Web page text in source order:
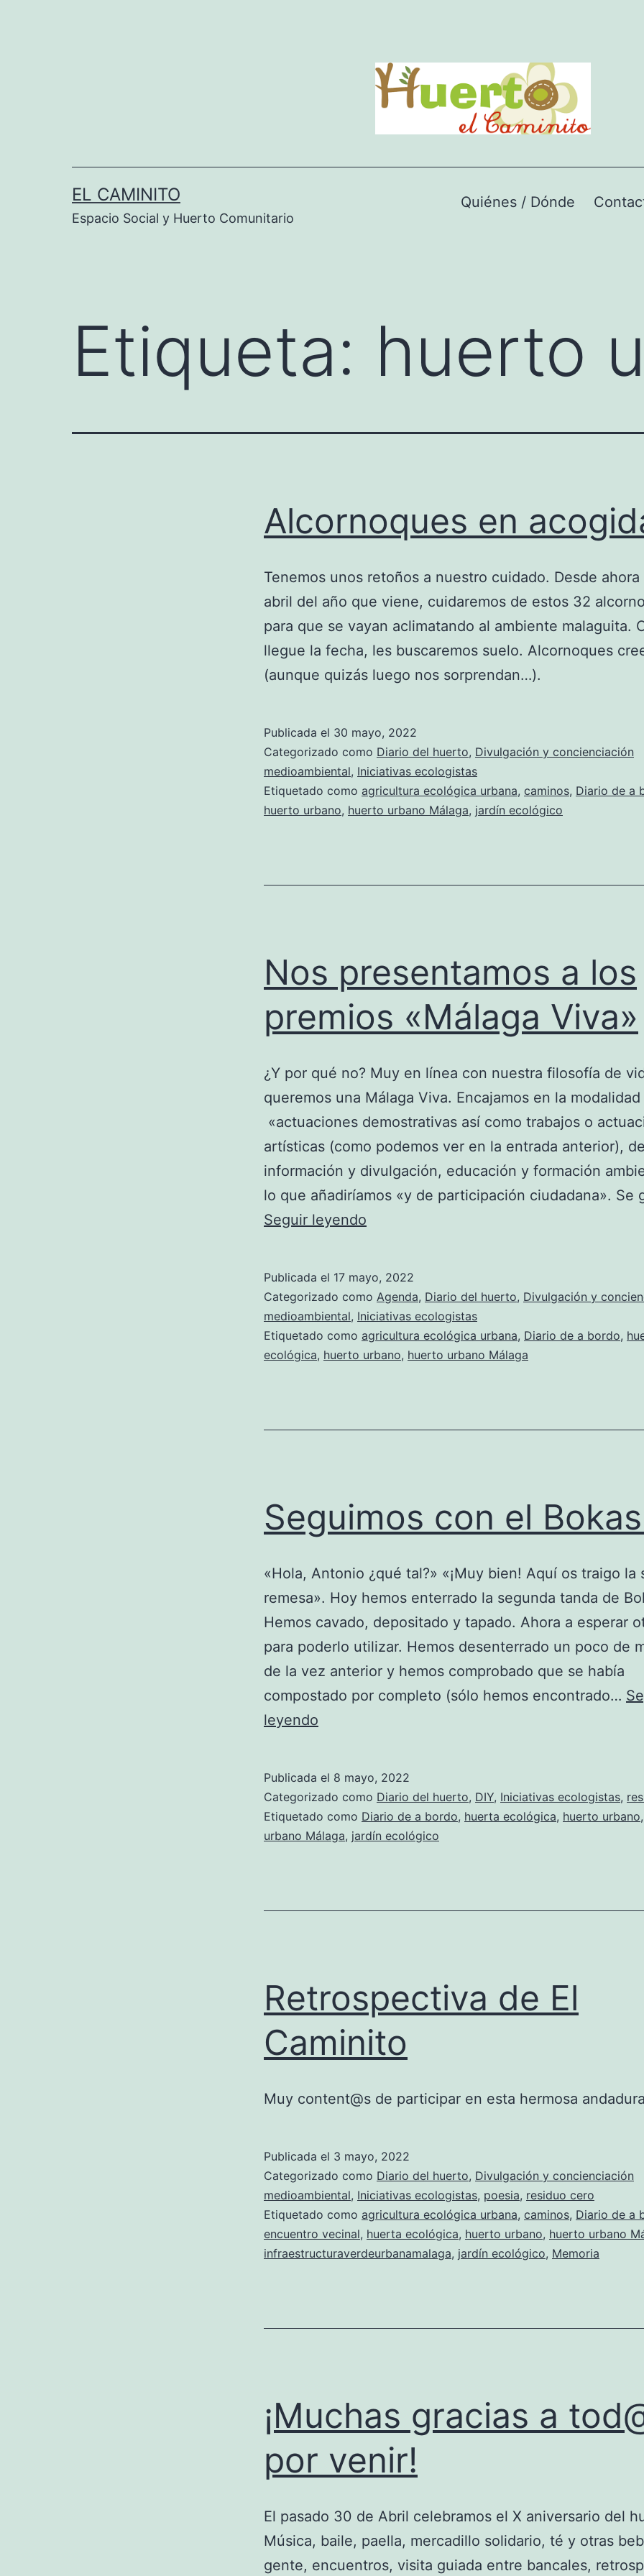
EL CAMINITO
Espacio Social y Huerto Comunitario
Quiénes / Dónde
Etiqueta: huerto
Alcornoques en
Tenemos unos retoños a nuestro cuidado. Desde ahora
abril del año que viene, cuidaremos de estos 32
para que se vayan aclimatando al ambiente malaguita.
llegue la fecha, les buscaremos suelo. Alcornoques
(aunque quizás luego nos sorprendan…).
Publicada el 30 mayo, 2022
Categorizado como Diario del huerto, Divulgación y concienciación
medioambiental, Iniciativas ecologistas
Etiquetado como agricultura ecológica urbana, caminos, Diario de a
huerto urbano, huerto urbano Málaga, jardín ecológico
Nos presentamos a los
premios «Málaga Viva»
¿Y por qué no? Muy en línea con nuestra filosofía de
queremos una Málaga Viva. Encajamos en la modalidad
«actuaciones demostrativas así como trabajos o
artísticas (como podemos ver en la entrada anterior), de
información y divulgación, educación y formación
lo que añadiríamos «y de participación ciudadana». Se
Seguir leyendo
los
premios
«Málaga
Viva»
Publicada el 17 mayo, 2022
Categorizado como Agenda, Diario del huerto, Divulgación y
medioambiental, Iniciativas ecologistas
Etiquetado como agricultura ecológica urbana, Diario de a bordo,
ecológica, huerto urbano, huerto urbano Málaga
Seguimos con el
«Hola, Antonio ¿qué tal?» «¡Muy bien! Aquí os traigo la
remesa». Hoy hemos enterrado la segunda tanda de
Hemos cavado, depositado y tapado. Ahora a esperar
para poderlo utilizar. Hemos desenterrado un poco de
de la vez anterior y hemos comprobado que se había
compostado por completo (sólo hemos encontrado…
leyendo
Bokashi
Publicada el 8 mayo, 2022
Categorizado como Diario del huerto, DIY, Iniciativas ecologistas,
Etiquetado como Diario de a bordo, huerta ecológica, huerto urbano,
urbano Málaga, jardín ecológico
Retrospectiva de El
Caminito
Muy content@s de participar en esta hermosa
Publicada el 3 mayo, 2022
Categorizado como Diario del huerto, Divulgación y concienciación
medioambiental, Iniciativas ecologistas, poesia, residuo cero
Etiquetado como agricultura ecológica urbana, caminos, Diario de a
encuentro vecinal, huerta ecológica, huerto urbano, huerto urbano
infraestructuraverdeurbanamalaga, jardín ecológico, Memoria
¡Muchas gracias a
por venir!
El pasado 30 de Abril celebramos el X aniversario del
Música, baile, paella, mercadillo solidario, té y otras
gente, encuentros, visita guiada entre bancales,